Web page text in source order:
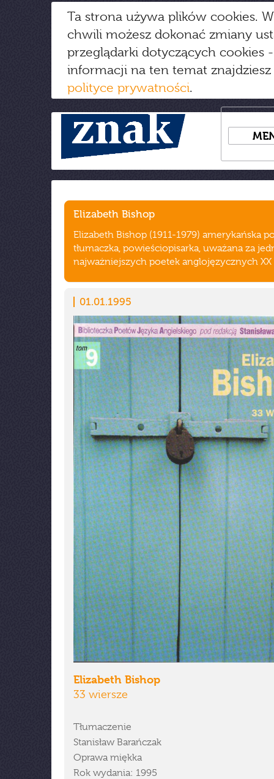
Ta strona używa plików cookies.
chwili możesz dokonać zmiany
przeglądarki dotyczących cookies
informacji na ten temat
polityce prywatności.
Elizabeth Bishop
Elizabeth Bishop (1911-1979) amerykańska
tłumaczka, powieściopisarka, uważana za
najważniejszych poetek anglojęzycznych XX
01.01.1995
Elizabeth Bishop
33 wiersze
Tłumaczenie
Stanisław Barańczak
Oprawa miękka
Rok wydania: 1995